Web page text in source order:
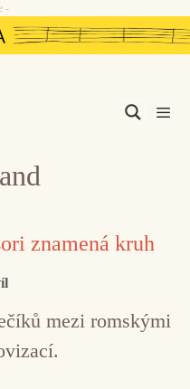
-
znamená kruh
mezi romskými